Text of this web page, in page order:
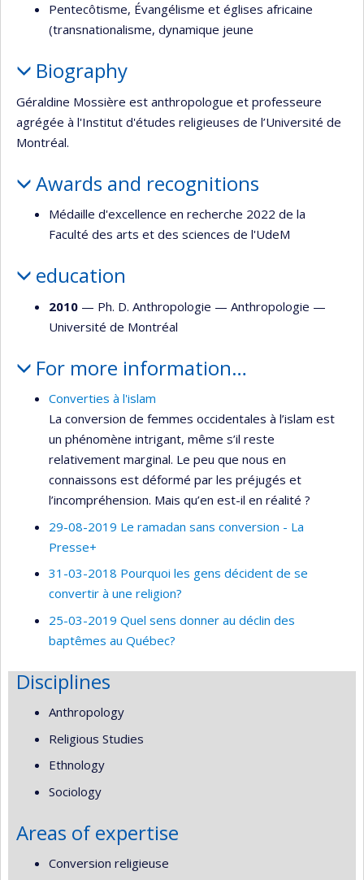
Pentecôtisme, Évangélisme et églises africaine
(transnationalisme, dynamique jeune
Biography
Géraldine Mossière est anthropologue et professeure
agrégée à l'Institut d'études religieuses de l’Université de
Montréal.
Awards and recognitions
Médaille d'excellence en recherche 2022 de la
Faculté des arts et des sciences de l'UdeM
education
2010 — Ph. D. Anthropologie — Anthropologie —
Université de Montréal
For more information…
Converties à l'islam
La conversion de femmes occidentales à l’islam est
un phénomène intrigant, même s’il reste
relativement marginal. Le peu que nous en
connaissons est déformé par les préjugés et
l’incompréhension. Mais qu’en est-il en réalité ?
29-08-2019 Le ramadan sans conversion - La
Presse+
31-03-2018 Pourquoi les gens décident de se
convertir à une religion?
25-03-2019 Quel sens donner au déclin des
baptêmes au Québec?
Disciplines
Anthropology
Religious Studies
Ethnology
Sociology
Areas of expertise
Conversion religieuse